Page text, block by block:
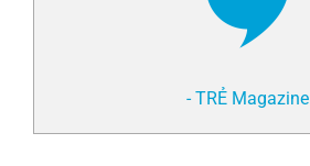
- TRẺ Magazine